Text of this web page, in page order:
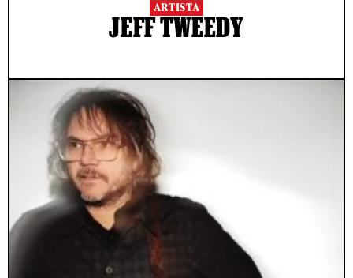
ARTISTA
JEFF TWEEDY